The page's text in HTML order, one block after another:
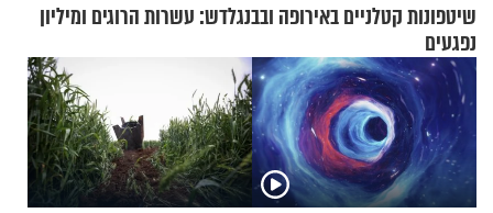
שיטפונות קטלניים באירופה ובבנגלדש: עשרות הרוגים ומיליון
נפגעים